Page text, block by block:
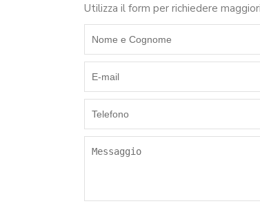
Utilizza il form per richiedere